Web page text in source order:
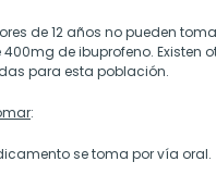
de 12 años no pueden
400mg de ibuprofeno. Existen
para esta población.
:
se toma por vía oral.